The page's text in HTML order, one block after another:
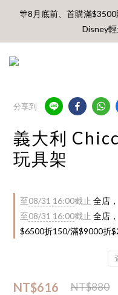
🎊8月底前、首購滿
Disney
🎊8月底前、首購滿
Disney
【村却國際溫泉酒店
8月
🎊8月底前、首購滿$3500
分享到
義大利
玩具架
至08/31 16:00截止 全店
至08/31 16:00截止 全店
$6500折150/滿$9000折
NT$616 NT$880